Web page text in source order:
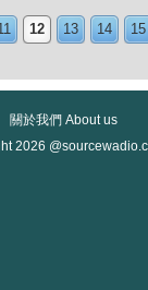
12 13 14 15
關於我們 About us
2026